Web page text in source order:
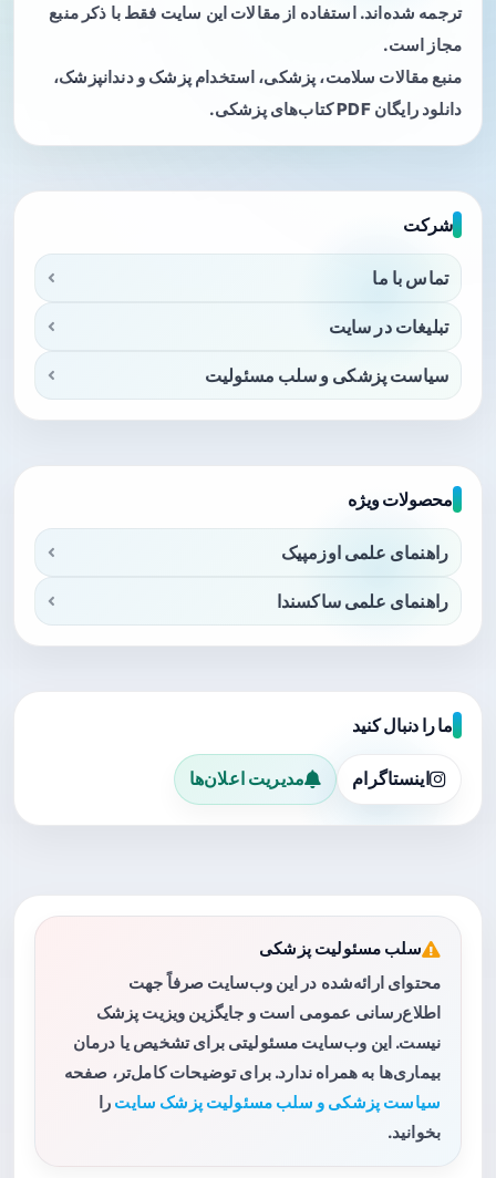
ترجمه شده‌اند. استفاده از مقالات این سایت فقط با ذکر منبع
مجاز است.
منبع مقالات سلامت، پزشکی، استخدام پزشک و دندانپزشک،
دانلود رایگان PDF کتاب‌های پزشکی.
شرکت
تماس با ما
تبلیغات در سایت
سیاست پزشکی و سلب مسئولیت
محصولات ویژه
راهنمای علمی اوزمپیک
راهنمای علمی ساکسندا
ما را دنبال کنید
اینستاگرام مدیریت اعلان‌ها
سلب مسئولیت پزشکی
محتوای ارائه‌شده در این وب‌سایت صرفاً جهت
اطلاع‌رسانی عمومی است و جایگزین ویزیت پزشک
نیست. این وب‌سایت مسئولیتی برای تشخیص یا درمان
بیماری‌ها به همراه ندارد. برای توضیحات کامل‌تر، صفحه
سیاست پزشکی و سلب مسئولیت پزشک سایت را
بخوانید.